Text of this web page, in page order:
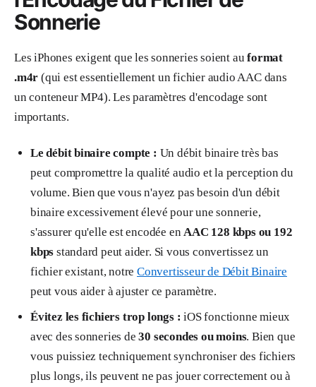
Sonnerie
Les iPhones exigent que les sonneries soient auformat
.m4r (qui est essentiellement un fichier audio AAC dans
un conteneur MP4). Les paramètres d'encodage sont
importants.
Le débit binaire compte : Un débit binaire très bas
peut compromettre la qualité audio et la perception du
volume. Bien que vous n'ayez pas besoin d'un débit
binaire excessivement élevé pour une sonnerie,
s'assurer qu'elle est encodée enAAC 128 kbps ou 192
kbps standard peut aider. Si vous convertissez un
fichier existant, notreConvertisseur de Débit Binaire
peut vous aider à ajuster ce paramètre.
Évitez les fichiers trop longs : iOS fonctionne mieux
avec des sonneries de30 secondes ou moins. Bien que
vous puissiez techniquement synchroniser des fichiers
plus longs, ils peuvent ne pas jouer correctement ou à